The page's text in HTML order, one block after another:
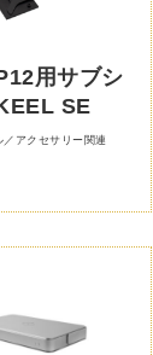
用サブシ
SE
／アクセサリー関連